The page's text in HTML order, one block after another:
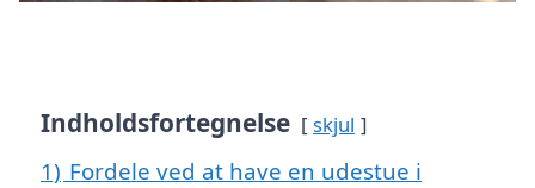
Indholdsfortegnelse skjul
1) Fordele ved at have en udestue i